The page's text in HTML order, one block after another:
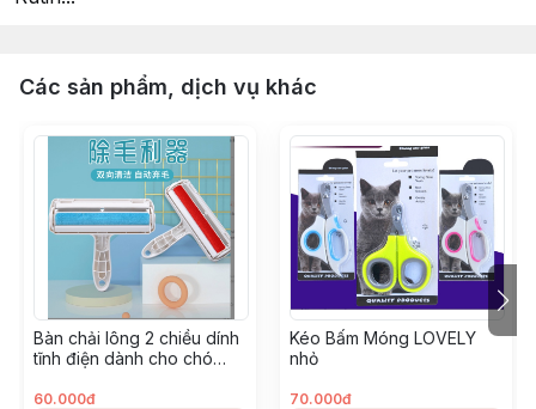
Các sản phẩm, dịch vụ khác
Bàn chải lông 2 chiều dính
tĩnh điện dành cho chó
60.000đ
Kéo Bấm Móng LOVELY
nhỏ
70.000đ